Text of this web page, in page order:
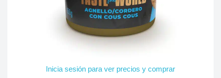
Inicia sesión para ver precios y comprar